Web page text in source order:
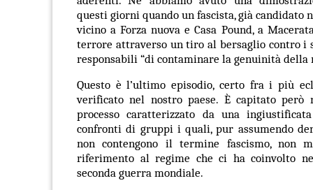
questi giorni quando un fascista, già candidato
vicino a Forza nuova e Casa Pound, a
terrore attraverso un tiro al bersaglio contro
responsabili “di contaminare la genuinità della
Questo è l’ultimo episodio, certo fra i più
verificato nel nostro paese. È capitato però
processo caratterizzato da una
confronti di gruppi i quali, pur assumendo
non contengono il termine fascismo, non
riferimento al regime che ci ha coinvolto
seconda guerra mondiale.